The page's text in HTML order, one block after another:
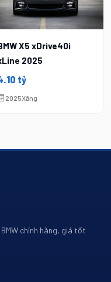
X5 xDrive40i
2025
tỷ
2025Xăng
chính hãng, giá tốt